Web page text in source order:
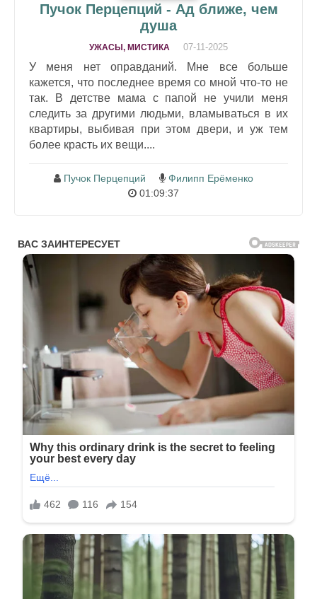
Пучок Перцепций - Ад ближе, чем
душа
УЖАСЫ, МИСТИКА 07-11-2025
У меня нет оправданий. Мне все больше
кажется, что последнее время со мной что-то не
так. В детстве мама с папой не учили меня
следить за другими людьми, вламываться в их
квартиры, выбивая при этом двери, и уж тем
более красть их вещи....
Пучок Перцепций
Филипп Ерёменко
01:09:37